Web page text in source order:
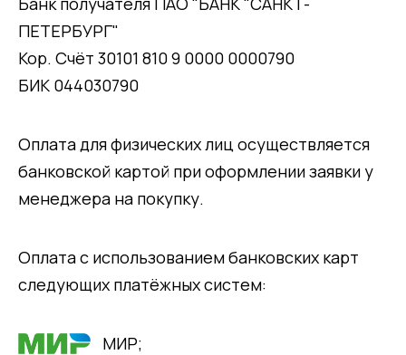
ПЕТЕРБУРГ"
Кор. Счёт 30101 810 9 0000 0000790
БИК 044030790
Оплата для физических лиц осуществляется
банковской картой при оформлении заявки у
менеджера на покупку.
Оплата с использованием банковских карт
следующих платёжных систем:
МИР;